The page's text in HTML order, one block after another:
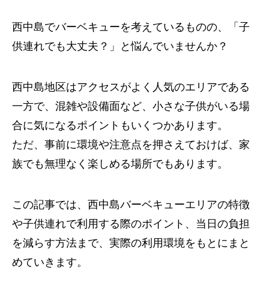
西中島でバーベキューを考えているものの、「子
供連れでも大丈夫？」と悩んでいませんか？
西中島地区はアクセスがよく人気のエリアである
一方で、混雑や設備面など、小さな子供がいる場
合に気になるポイントもいくつかあります。
ただ、事前に環境や注意点を押さえておけば、家
族でも無理なく楽しめる場所でもあります。
この記事では、西中島バーベキューエリアの特徴
や子供連れで利用する際のポイント、当日の負担
を減らす方法まで、実際の利用環境をもとにまと
めていきます。